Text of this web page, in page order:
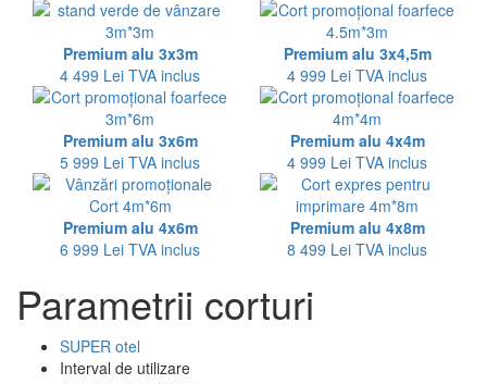
Premium alu 3x3m
4 499 Lei TVA inclus
Premium alu 3x4,5m
4 999 Lei TVA inclus
Premium alu 3x6m
5 999 Lei TVA inclus
Premium alu 4x4m
4 999 Lei TVA inclus
Premium alu 4x6m
6 999 Lei TVA inclus
Premium alu 4x8m
8 499 Lei TVA inclus
Parametrii corturi
SUPER otel
Interval de utilizare